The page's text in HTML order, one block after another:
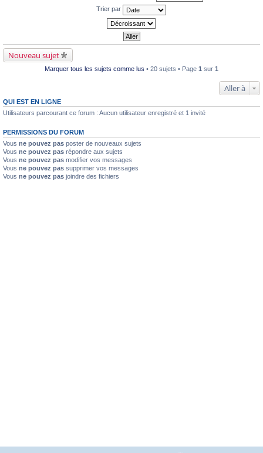
o
l
s
a
g
e
u
e
r
m
e
n
o
l
u
Trier par
Nouveau sujet
Marquer tous les sujets comme lus • 20 sujets • Page 1 sur 1
Aller à
QUI EST EN LIGNE
Utilisateurs parcourant ce forum : Aucun utilisateur enregistré et 1 invité
PERMISSIONS DU FORUM
Vous ne pouvez pas poster de nouveaux sujets
Vous ne pouvez pas répondre aux sujets
Vous ne pouvez pas modifier vos messages
Vous ne pouvez pas supprimer vos messages
Vous ne pouvez pas joindre des fichiers